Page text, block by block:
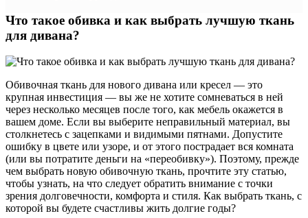
Что такое обивка и как выбрать лучшую ткань
для дивана?
Обивочная ткань для нового дивана или кресел — это
крупная инвестиция — вы же не хотите сомневаться в ней
через несколько месяцев после того, как мебель окажется в
вашем доме. Если вы выберите неправильный материал, вы
столкнетесь с зацепками и видимыми пятнами. Допустите
ошибку в цвете или узоре, и от этого пострадает вся комната
(или вы потратите деньги на «переобивку»). Поэтому, прежде
чем выбрать новую обивочную ткань, прочтите эту статью,
чтобы узнать, на что следует обратить внимание с точки
зрения долговечности, комфорта и стиля. Как выбрать ткань, с
которой вы будете счастливы жить долгие годы?